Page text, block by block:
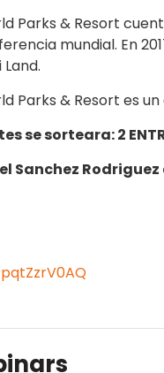
Parks & Resort
mundial. En
Parks & Resort es
se sorteara: 2
Sanchez